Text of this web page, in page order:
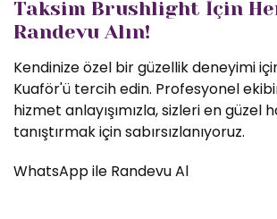
Taksim Brushlight İçin
Randevu Alın!
Kendinize özel bir güzellik deneyimi
Kuaför'ü tercih edin. Profesyonel
hizmet anlayışımızla, sizleri en güzel
tanıştırmak için sabırsızlanıyoruz.
WhatsApp ile Randevu Al